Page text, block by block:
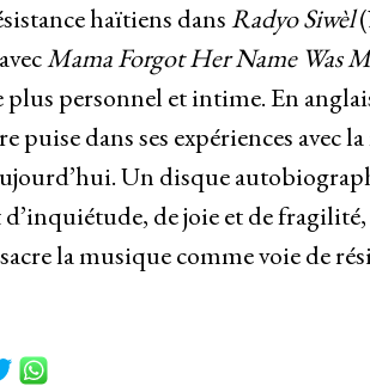
haïtiens dansRadyo Siwèl
Mama Forgot Her Name Was
personnel et intime. En
dans ses expériences avec
Un disque
de joie et de
la musique comme voie de